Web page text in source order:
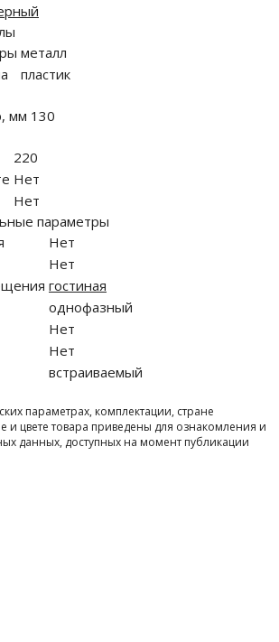
металл
пластик
мм 130
220
Нет
Нет
параметры
Нет
Нет
гостиная
однофазный
Нет
Нет
встраиваемый
параметрах, комплектации, стране
и цвете товара приведены для ознакомления и
данных, доступных на момент публикации